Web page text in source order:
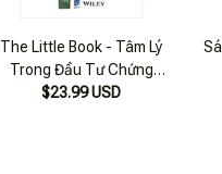
The Little Book - Tâm Lý
Trong Đầu Tư Chứng
Khoán
$23.99 USD